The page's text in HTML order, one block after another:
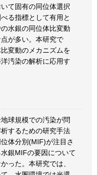
て固有の同位体選択
る指標として有用と
水銀の同位体比変動
が多い。本研究で
変動のメカニズムを
汚染の解析に応用す
球規模での汚染が問
するための研究手法
体分別(MIF)が注目さ
銀MIFの要因について
った。本研究では、